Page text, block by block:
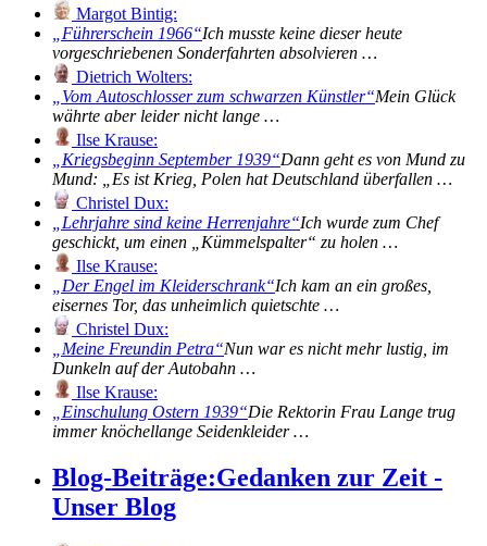
Margot Bintig:
Führerschein 1966 Ich musste keine dieser heute
vorgeschriebenen Sonderfahrten absolvieren …
Dietrich Wolters:
Vom Autoschlosser zum schwarzen Künstler Mein Glück
währte aber leider nicht lange …
Ilse Krause:
Kriegsbeginn September 1939 Dann geht es von Mund zu
Mund: „Es ist Krieg, Polen hat Deutschland überfallen …
Christel Dux:
Lehrjahre sind keine Herrenjahre Ich wurde zum Chef
geschickt, um einen „Kümmelspalter“ zu holen …
Ilse Krause:
Der Engel im Kleiderschrank Ich kam an ein großes,
eisernes Tor, das unheimlich quietschte …
Christel Dux:
Meine Freundin Petra Nun war es nicht mehr lustig, im
Dunkeln auf der Autobahn …
Ilse Krause:
Einschulung Ostern 1939 Die Rektorin Frau Lange trug
immer knöchellange Seidenkleider …
Blog-Beiträge:Gedanken zur Zeit -
Unser Blog